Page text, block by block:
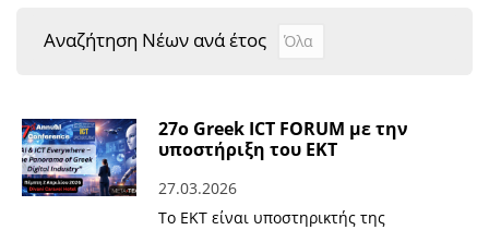
Αναζήτηση Νέων ανά έτος Αναζήτηση Νέων ανά
Year
27ο Greek ICT FORUM με την
υποστήριξη του ΕΚΤ
27.03.2026
Το ΕΚΤ είναι υποστηρικτής της